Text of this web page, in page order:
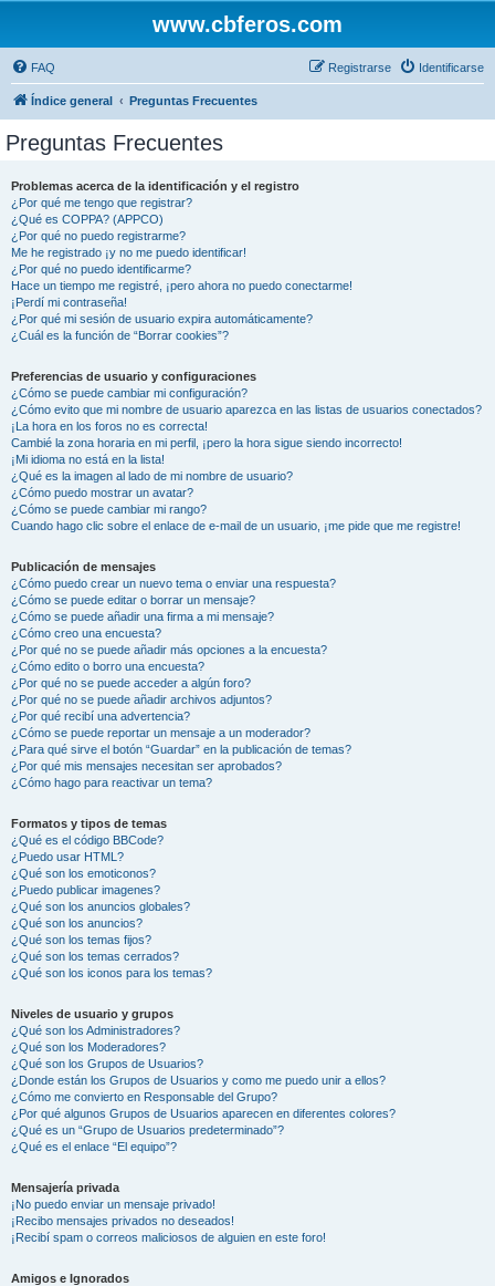
www.cbferos.com
FAQ Identificarse
Registrarse
Índice general Preguntas Frecuentes
Preguntas Frecuentes
Problemas acerca de la identificación y el registro
¿Por qué me tengo que registrar?
¿Qué es COPPA? (APPCO)
¿Por qué no puedo registrarme?
Me he registrado ¡y no me puedo identificar!
¿Por qué no puedo identificarme?
Hace un tiempo me registré, ¡pero ahora no puedo conectarme!
¡Perdí mi contraseña!
¿Por qué mi sesión de usuario expira automáticamente?
¿Cuál es la función de “Borrar cookies”?
Preferencias de usuario y configuraciones
¿Cómo se puede cambiar mi configuración?
¿Cómo evito que mi nombre de usuario aparezca en las listas de usuarios conectados?
¡La hora en los foros no es correcta!
Cambié la zona horaria en mi perfil, ¡pero la hora sigue siendo incorrecto!
¡Mi idioma no está en la lista!
¿Qué es la imagen al lado de mi nombre de usuario?
¿Cómo puedo mostrar un avatar?
¿Cómo se puede cambiar mi rango?
Cuando hago clic sobre el enlace de e-mail de un usuario, ¡me pide que me registre!
Publicación de mensajes
¿Cómo puedo crear un nuevo tema o enviar una respuesta?
¿Cómo se puede editar o borrar un mensaje?
¿Cómo se puede añadir una firma a mi mensaje?
¿Cómo creo una encuesta?
¿Por qué no se puede añadir más opciones a la encuesta?
¿Cómo edito o borro una encuesta?
¿Por qué no se puede acceder a algún foro?
¿Por qué no se puede añadir archivos adjuntos?
¿Por qué recibí una advertencia?
¿Cómo se puede reportar un mensaje a un moderador?
¿Para qué sirve el botón “Guardar” en la publicación de temas?
¿Por qué mis mensajes necesitan ser aprobados?
¿Cómo hago para reactivar un tema?
Formatos y tipos de temas
¿Qué es el código BBCode?
¿Puedo usar HTML?
¿Qué son los emoticonos?
¿Puedo publicar imagenes?
¿Qué son los anuncios globales?
¿Qué son los anuncios?
¿Qué son los temas fijos?
¿Qué son los temas cerrados?
¿Qué son los iconos para los temas?
Niveles de usuario y grupos
¿Qué son los Administradores?
¿Qué son los Moderadores?
¿Qué son los Grupos de Usuarios?
¿Donde están los Grupos de Usuarios y como me puedo unir a ellos?
¿Cómo me convierto en Responsable del Grupo?
¿Por qué algunos Grupos de Usuarios aparecen en diferentes colores?
¿Qué es un “Grupo de Usuarios predeterminado”?
¿Qué es el enlace “El equipo”?
Mensajería privada
¡No puedo enviar un mensaje privado!
¡Recibo mensajes privados no deseados!
¡Recibí spam o correos maliciosos de alguien en este foro!
Amigos e Ignorados